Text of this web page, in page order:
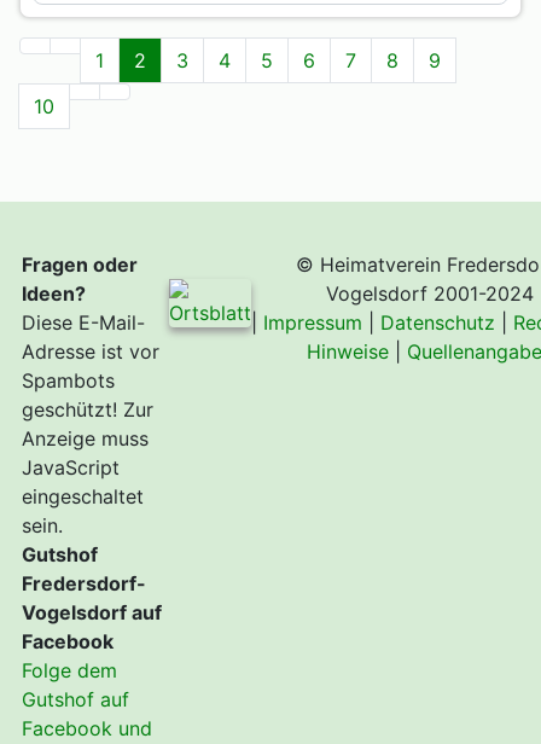
1 2 3 4 5 6 7 8
9
10
Fragen oder
Ideen?
Diese E-Mail-
Adresse ist vor
Spambots
geschützt! Zur
Anzeige muss
JavaScript
eingeschaltet
sein.
Gutshof
Fredersdorf-
Vogelsdorf auf
Facebook
Folge dem
Gutshof auf
Facebook und
© Heimatverein
Vogelsdorf 2001-2024
Impressum Datenschutz
Hinweise|